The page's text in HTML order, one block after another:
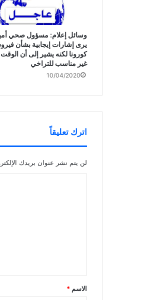
وسائل إعلام: مسؤول صحي
يرى إشارات إيجابية بشأن
كورونا لكنه يشير إلى أن الوقت
غير مناسب للتراخي
10/04/2020
اترك تعليقاً
لن يتم نشر عنوان بريدك
*
الاسم *